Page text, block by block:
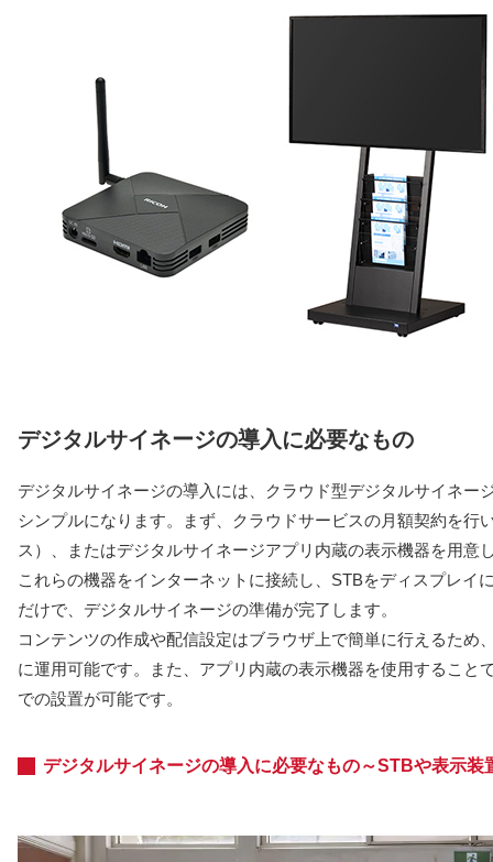
デジタルサイネージの導入に必要なもの
デジタルサイネージの導入には、クラウド型デジタルサイネー
シンプルになります。まず、クラウドサービスの月額契約を行
ス）、またはデジタルサイネージアプリ内蔵の表示機器を用意
これらの機器をインターネットに接続し、STBをディスプレイ
だけで、デジタルサイネージの準備が完了します。
コンテンツの作成や配信設定はブラウザ上で簡単に行えるため
に運用可能です。また、アプリ内蔵の表示機器を使用すること
での設置が可能です。
デジタルサイネージの導入に必要なもの～STBや表示装